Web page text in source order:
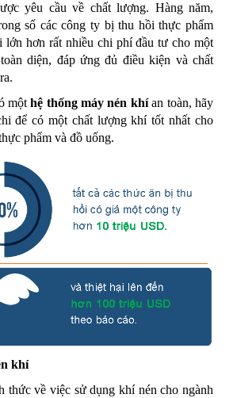
yêu cầu về chất lượng. Hàng năm,
số các công ty bị thu hồi thực phẩm
lớn hơn rất nhiều chi phí đầu tư cho một
toàn diện, đáp ứng đủ điều kiện và chất
mộthệ thống máy nén khían toàn, hãy
để có một chất lượng khí tốt nhất cho
phẩm và đồ uống.
khí
thức về việc sử dụng khí nén cho ngành